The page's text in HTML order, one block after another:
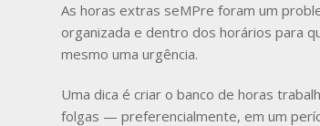
As horas extras seMPre foram um
organizada e dentro dos horários para
mesmo uma urgência.
Uma dica é criar o banco de horas
folgas — preferencialmente, em um